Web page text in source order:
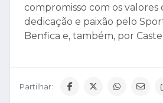
compromisso com os valores
dedicação e paixão pelo
Benfica e, também, por
Partilhar: